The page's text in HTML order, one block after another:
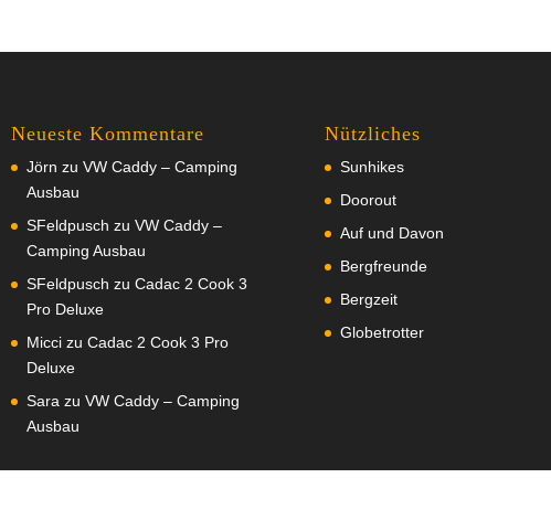
Neueste Kommentare
Jörn zu VW Caddy – Camping
Ausbau
SFeldpusch zu VW Caddy –
Camping Ausbau
SFeldpusch zu Cadac 2 Cook 3
Pro Deluxe
Miccizu Cadac 2 Cook 3 Pro
Deluxe
Sara zu VW Caddy – Camping
Ausbau
Nützliches
Sunhikes
Doorout
Auf und Davon
Bergfreunde
Bergzeit
Globetrotter